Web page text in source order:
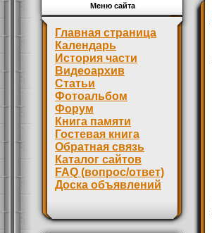
Меню сайта
Главная страница
Календарь
История части
Видеоархив
Статьи
Фотоальбом
Форум
Книга памяти
Гостевая книга
Обратная связь
Каталог сайтов
FAQ (вопрос/ответ)
Доска объявлений